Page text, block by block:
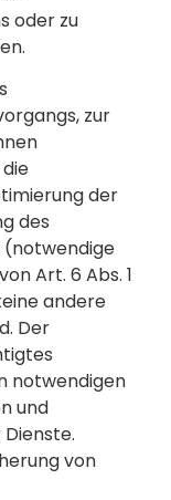
oder zu
zur
der
des
Art. 6 Abs. 1
andere
Der
notwendigen
und
von